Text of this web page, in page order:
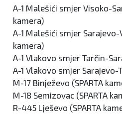
A-1 Malešići smjer Visoko-
kamera)
A-1 Malešići smjer Sarajevo-
kamera)
A-1 Vlakovo smjer Tarčin-
A-1 Vlakovo smjer Sarajevo-
M-17 Binježevo (SPARTA
M-18 Semizovac (SPARTA
R-445 Lješevo (SPARTA